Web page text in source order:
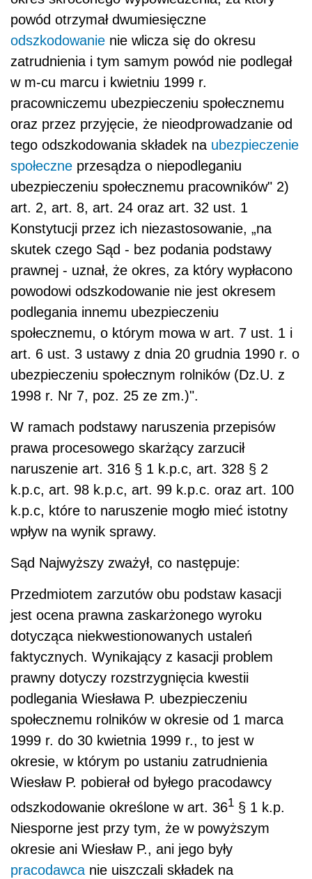
powód otrzymał dwumiesięczne
odszkodowanie nie wlicza się do okresu
zatrudnienia i tym samym powód nie podlegał
w m-cu marcu i kwietniu 1999 r.
pracowniczemu ubezpieczeniu społecznemu
oraz przez przyjęcie, że nieodprowadzanie od
tego odszkodowania składek na ubezpieczenie
społeczne przesądza o niepodleganiu
ubezpieczeniu społecznemu pracowników" 2)
art. 2, art. 8, art. 24 oraz art. 32 ust. 1
Konstytucji przez ich niezastosowanie, „na
skutek czego Sąd - bez podania podstawy
prawnej - uznał, że okres, za który wypłacono
powodowi odszkodowanie nie jest okresem
podlegania innemu ubezpieczeniu
społecznemu, o którym mowa w art. 7 ust. 1 i
art. 6 ust. 3 ustawy z dnia 20 grudnia 1990 r. o
ubezpieczeniu społecznym rolników (Dz.U. z
1998 r. Nr 7, poz. 25 ze zm.)".
W ramach podstawy naruszenia przepisów
prawa procesowego skarżący zarzucił
naruszenie art. 316 § 1 k.p.c, art. 328 § 2
k.p.c, art. 98 k.p.c, art. 99 k.p.c. oraz art. 100
k.p.c, które to naruszenie mogło mieć istotny
wpływ na wynik sprawy.
Sąd Najwyższy zważył, co następuje:
Przedmiotem zarzutów obu podstaw kasacji
jest ocena prawna zaskarżonego wyroku
dotycząca niekwestionowanych ustaleń
faktycznych. Wynikający z kasacji problem
prawny dotyczy rozstrzygnięcia kwestii
podlegania Wiesława P. ubezpieczeniu
społecznemu rolników w okresie od 1 marca
1999 r. do 30 kwietnia 1999 r., to jest w
okresie, w którym po ustaniu zatrudnienia
Wiesław P. pobierał od byłego pracodawcy
odszkodowanie określone w art. 361 § 1 k.p.
Niesporne jest przy tym, że w powyższym
okresie ani Wiesław P., ani jego były
pracodawca nie uiszczali składek na